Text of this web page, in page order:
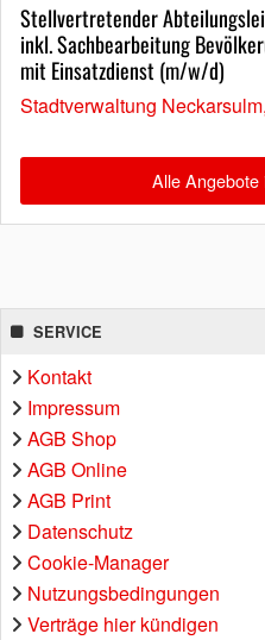
Stellvertretender
inkl. Sachbearbeitung
mit Einsatzdienst (m/w/d)
Stadtverwaltung
Alle Angebote
SERVICE
Kontakt
Impressum
AGB Shop
AGB Online
AGB Print
Datenschutz
Cookie-Manager
Nutzungsbedingungen
Verträge hier kündigen